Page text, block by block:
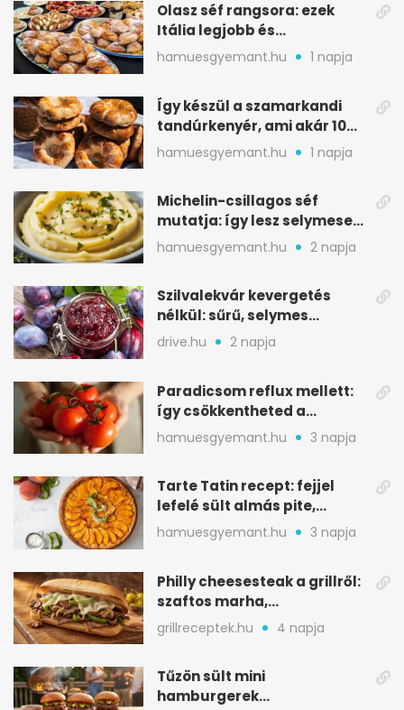
Olasz séf rangsora: ezek
Itália legjobb és
leggyengébb desszertjei
hamuesgyemant.hu 1 napja
Így készül a szamarkandi
tandúrkenyér, ami akár 10
napig is eláll
hamuesgyemant.hu 1 napja
Michelin-csillagos séf
mutatja: így lesz selymesen
krémes a burgonyapüré
hamuesgyemant.hu 2 napja
Szilvalekvár kevergetés
nélkül: sűrű, selymes
változat a sütőből
drive.hu 2 napja
Paradicsom reflux mellett:
így csökkentheted a
gyomorégést
hamuesgyemant.hu 3 napja
Tarte Tatin recept: fejjel
lefelé sült almás pite,
ropogós aljjal
hamuesgyemant.hu 3 napja
Philly cheesesteak a grillről:
szaftos marha,
karamellizált hagyma
grillreceptek.hu 4 napja
Tűzön sült mini
hamburgerek